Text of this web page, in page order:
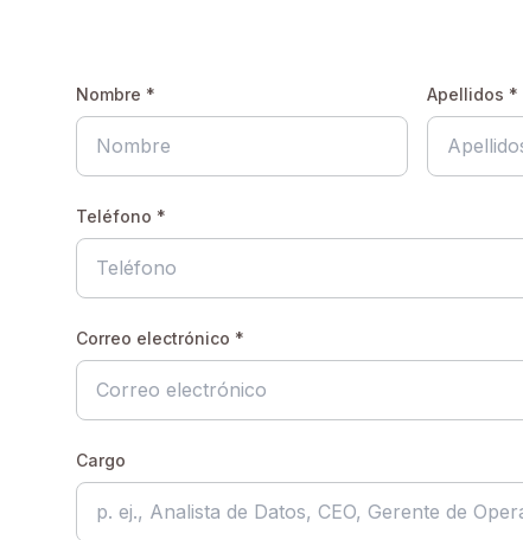
Nombre * Apellidos *
Teléfono *
Correo electrónico *
Cargo